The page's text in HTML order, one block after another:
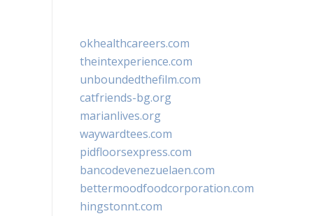
okhealthcareers.com
theintexperience.com
unboundedthefilm.com
catfriends-bg.org
marianlives.org
waywardtees.com
pidfloorsexpress.com
bancodevenezuelaen.com
bettermoodfoodcorporation.com
hingstonnt.com